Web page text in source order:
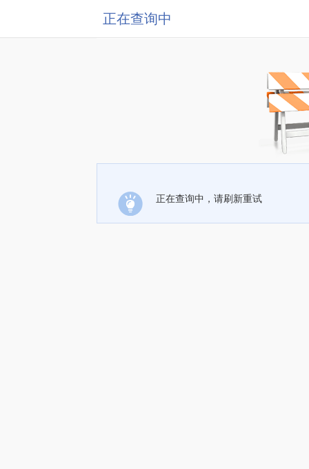
正在查询中
正在查询中，请刷新重试